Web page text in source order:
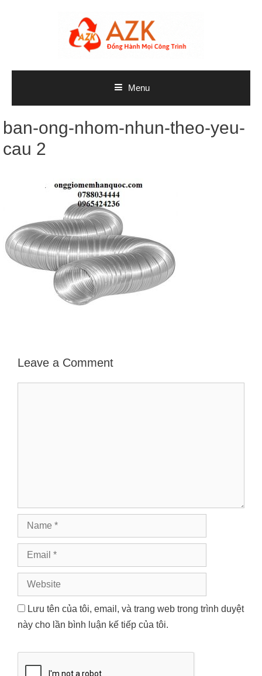
Menu
ban-ong-nhom-nhun-theo-yeu-
cau 2
Leave a Comment
Name
Email
Website
Lưu tên của tôi, email, và trang web trong trình duyệt
này cho lần bình luận kế tiếp của tôi.